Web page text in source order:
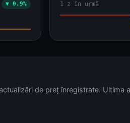
▼ 0.9% 1 z în urmă
de preț înregistrate. Ultima